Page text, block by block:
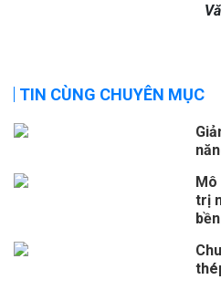
TIN CÙNG CHUYÊN MỤC
Mô
trị